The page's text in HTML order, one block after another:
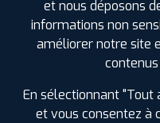
AVIS
Étiquetage
et nous déposons
informations non
améliorer notre site
En sélectionnant "Tout
et vous consentez à